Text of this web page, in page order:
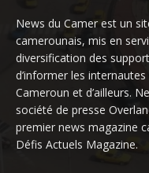
News du Camer est un
camerounais, mis en
diversification des
d’informer les
Cameroun et d’ailleurs.
société de presse
premier news magazine
Défis Actuels Magazine.